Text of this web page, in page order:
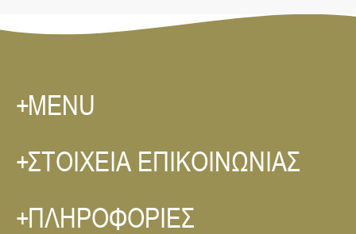
MENU
ΣΤΟΙΧΕΙΑ ΕΠΙΚΟΙΝΩΝΙΑΣ
ΠΛΗΡΟΦΟΡΙΕΣ